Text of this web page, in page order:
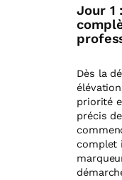
Jour 1
Dès la
priorité
précis
complet